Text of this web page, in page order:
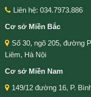
Liên hệ: 034.7973.886
Cơ sở Miền Bắc
Số 30, ngõ 205, đường
Liêm, Hà Nội
Cơ sở Miền Nam
149/12 đường 16, P.